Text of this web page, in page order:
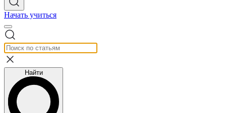
Начать учиться
Найти